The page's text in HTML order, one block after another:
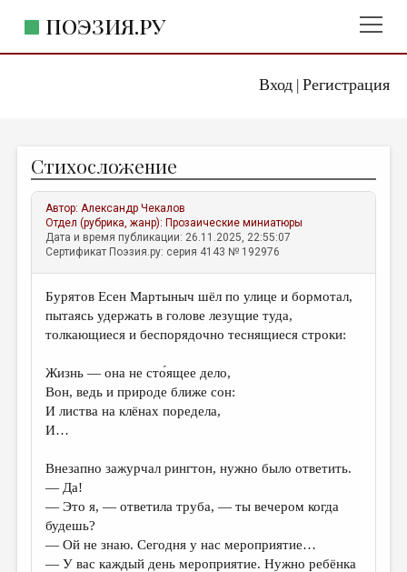
Вход| Регистрация
ПОЭЗИЯ.РУ
ЖАНРЫ
АВТОРЫ
КОММЕНТАРИИ
ЛИТСАЛОН
НОВОСТИ
ПРАВИЛА САЙТА
ОТДЕЛЫ И РУБРИКИ
ИЗБРАННОЕ
ДАЙДЖЕСТ
ПРОИЗВЕДЕНИЯ
ПЕРЕВОДЫ
КОНКУРСЫ
ДЕТСКАЯ КОМНАТА
Стихосложение
Автор:Александр Чекалов
Отдел (рубрика, жанр): Прозаические миниатюры
Дата и время публикации: 26.11.2025, 22:55:07
Сертификат Поэзия.ру: серия 4143 № 192976
Бурятов Есен Мартыныч шёл по улице и бормотал,
пытаясь удержать в голове лезущие туда,
толкающиеся и беспорядочно теснящиеся строки:
Жизнь — она не сто́ящее дело,
Вон, ведь и природе ближе сон:
И листва на клёнах поредела,
И…
Внезапно зажурчал рингтон, нужно было ответить.
— Да!
— Это я, — ответила труба, — ты вечером когда
будешь?
— Ой не знаю. Сегодня у нас мероприятие…
— У вас каждый день мероприятие. Нужно ребёнка